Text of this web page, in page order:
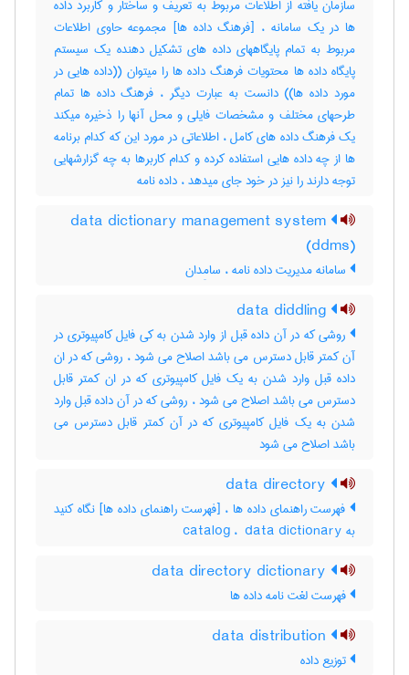
سازمان یافته از اطلاعات مربوط به تعریف و ساختار و کاربرد داده
ها در یک سامانه ، [فرهنگ داده ها] مجموعه حاوی اطلاعات
مربوط به تمام پایگاههای داده های تشکیل دهنده یک سیستم
پایگاه داده ها محتویات فرهنگ داده ها را میتوان ((داده هایی در
مورد داده ها)) دانست به عبارت دیگر ، فرهنگ داده ها تمام
طرحهای مختلف و مشخصات فایلی و محل آنها را ذخیره میکند
یک فرهنگ داده های کامل ، اطلاعاتی در مورد این که کدام برنامه
ها از چه داده هایی استفاده کرده و کدام کاربرها به چه گزارشهایی
توجه دارند را نیز در خود جای میدهد ، داده ‌نامه
data dictionary management system
(ddms)
سامانه مدیریت داده‌ نامه ، سامِدان
روشی که در آن داده قبل از وارد شدن به کی فایل کامپیوتری در
آن کمتر قابل دسترس می باشد اصلاح می شود ، روشی که در ان
داده قبل وارد شدن به یک فایل کامپیوتری که در ان کمتر قابل
دسترس می باشد اصلاح می شود ، روشی که در آن داده قبل وارد
شدن به یک فایل کامپیوتری که در آن کمتر قابل دسترس می
باشد اصلاح می شود
فهرست راهنمای داده ها ، [فهرست راهنمای داده ها] نگاه کنید
به ‎ catalog ، ‎ data dictionary
فهرست لغت نامه داده ها
توزیع داده